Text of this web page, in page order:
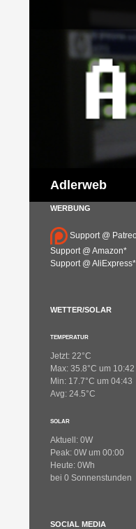
Adlerweb
WERBUNG
Support @
Support @ Amazon*
Support @ AliExpress*
WETTER/SOLAR
TEMPERATUR
Jetzt: 22°C
Max: 35.8°C um 10:42
Min: 17.7°C um 04:43
Avg: 24.5°C
SOLAR
Aktuell: 0W
Peak: 0W um 00:00
Heute: 0Wh
bei 0 Sonnenstunden
SOCIAL MEDIA